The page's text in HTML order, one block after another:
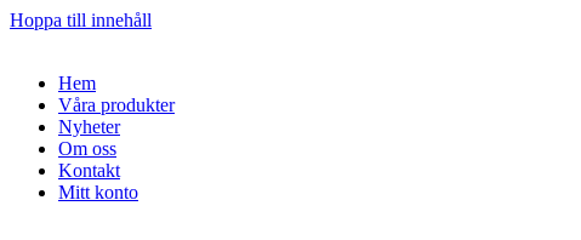
Hoppa till innehåll
Hem
Våra produkter
Nyheter
Om oss
Kontakt
Mitt konto